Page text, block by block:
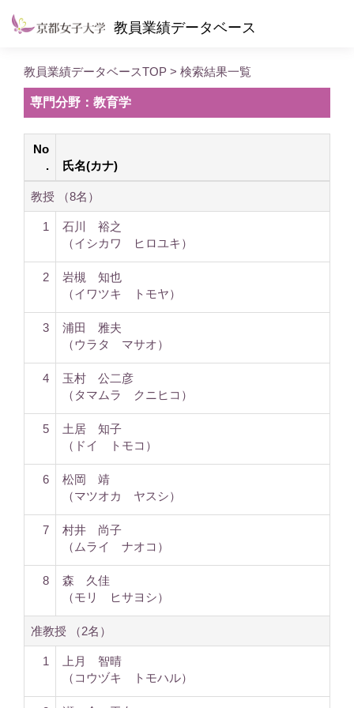
教員業績データベース
教員業績データベースTOP > 検索結果一覧
専門分野：教育学
No
.
氏名(カナ)
教授 （8名）
1
石川 裕之
（イシカワ ヒロユキ）
2
岩槻 知也
（イワツキ トモヤ）
3
浦田 雅夫
（ウラタ マサオ）
4
玉村 公二彦
（タマムラ クニヒコ）
5
土居 知子
（ドイ トモコ）
6
松岡 靖
（マツオカ ヤスシ）
7
村井 尚子
（ムライ ナオコ）
8
森 久佳
（モリ ヒサヨシ）
准教授 （2名）
1
上月 智晴
（コウヅキ トモハル）